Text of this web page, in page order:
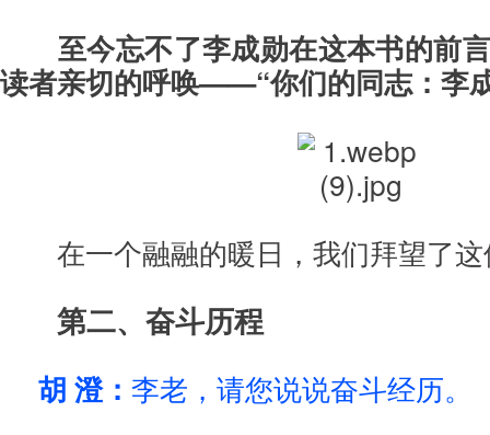
至今忘不了李成勋在这本书的前
读者亲切的呼唤——“你们的同志：李
在一个融融的暖日，我们拜望了
第二、奋斗历程
胡 澄： 李老，请您说说奋斗经历。